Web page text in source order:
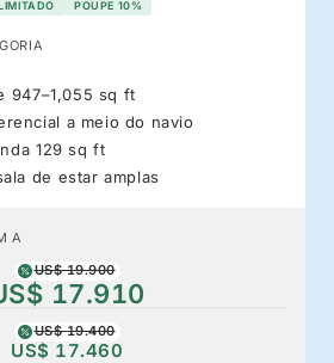
POUPE 10%
947–1,055 sq ft
a meio do navio
129 sq ft
de estar amplas
A
US$ 19.900
17.910
US$ 19.400
US$ 17.460